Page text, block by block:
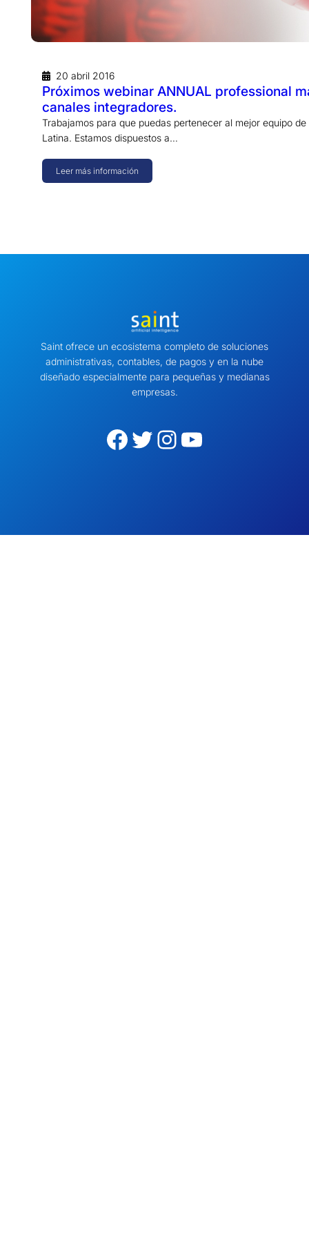
20 abril 2016
Próximos webinar ANNUAL professional
canales integradores.
Trabajamos para que puedas pertenecer al mejor equipo
Latina. Estamos dispuestos a…
Leer más información
Saint ofrece un ecosistema completo de soluciones
administrativas, contables, de pagos y en la nube
diseñado especialmente para pequeñas y medianas
empresas.
Facebook Twitter Instagram YouTube